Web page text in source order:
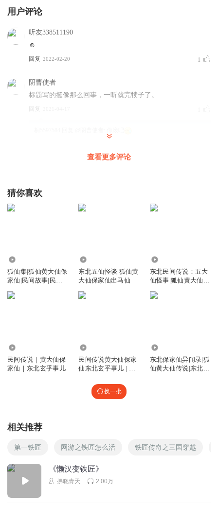
用户评论
听友338511190
☺
回复 2022-02-20 1
阴曹使者
标题写的挺像那么回事，一听就完犊子了。
回复
查看更多评论
猜你喜欢
狐仙集|狐仙黄大仙保
家仙|民间故事|民间
东北五仙怪谈|狐仙黄
大仙保家仙出马仙
东北民间传说：五大
仙怪事|狐仙黄大仙保
民间传说｜黄大仙保
家仙｜东北玄乎事儿
民间传说黄大仙保家
仙东北玄乎事儿 | 怪
东北保家仙异闻录|狐
仙黄大仙传说|东北五
换一批
相关推荐
第一铁匠 网游之铁匠怎么活 铁匠传奇之三国穿越
《懒汉变铁匠》
拂晓青天 2.00万